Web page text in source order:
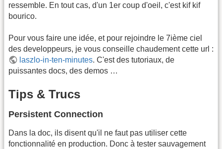
ressemble. En tout cas, d'un 1er coup d'oeil, c'est kif kif
bourico.
Pour vous faire une idée, et pour rejoindre le 7ième ciel
des developpeurs, je vous conseille chaudement cette url :
laszlo-in-ten-minutes. C'est des tutoriaux, de
puissantes docs, des demos …
Tips & Trucs
Persistent Connection
Dans la doc, ils disent qu'il ne faut pas utiliser cette
fonctionnalité en production. Donc à tester sauvagement